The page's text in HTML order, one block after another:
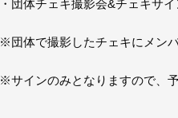
・団体チェキ撮影会&チェキサイ
※団体で撮影したチェキにメン
※サインのみとなりますので、